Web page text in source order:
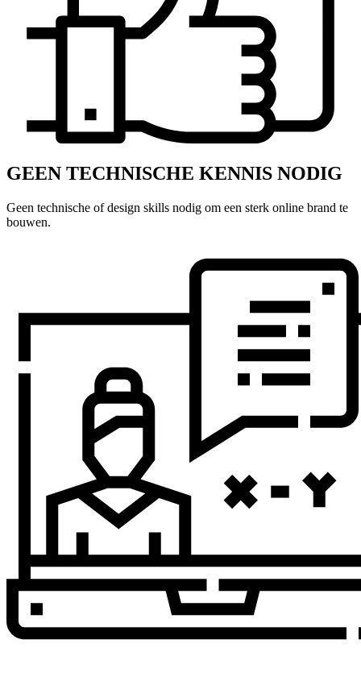
GEEN TECHNISCHE KENNIS NODIG
Geen technische of design skills nodig om een sterk online brand te
bouwen.